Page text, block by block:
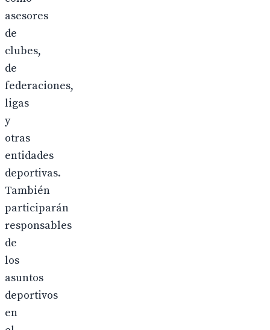
asesores
de
clubes,
de
federaciones,
ligas
y
otras
entidades
deportivas.
También
participarán
responsables
de
los
asuntos
deportivos
en